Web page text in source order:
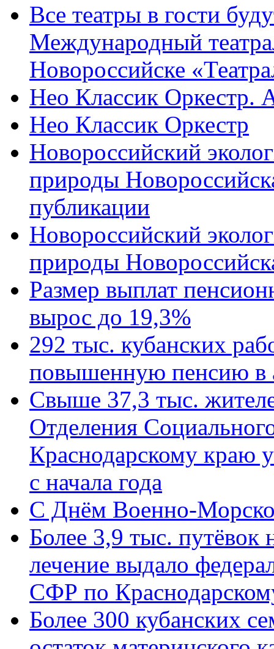
Все театры в гости
Международный
Новороссийске
Нео Классик Оркестр.
Нео Классик Оркестр
Новороссийский
природы
публикации
Новороссийский
природы
Размер выплат
вырос до 19,3%
292 тыс. кубанских
повышенную пенсию в
Свыше 37,3 тыс.
Отделения
Краснодарскому краю
с начала года
C Днём Военно-
Более 3,9 тыс. путёвок
лечение выдало
СФР по
Более 300 кубанских